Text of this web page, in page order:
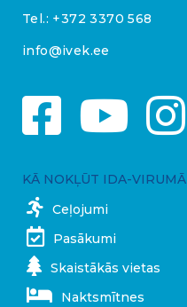
Tel.: +372 3370 568
info@ivek.ee
KĀ NOKĻŪT IDA-VIRUMĀ
Ceļojumi
Pasākumi
Skaistākās vietas
Naktsmītnes